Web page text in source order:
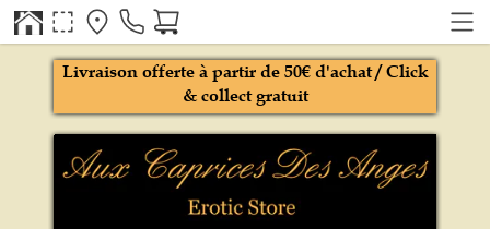
Livraison offerte à partir de 50€ d'achat / Click
& collect gratuit